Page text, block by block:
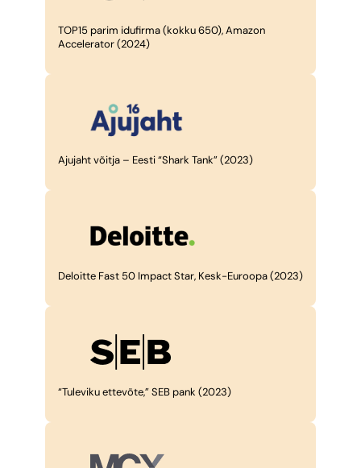
TOP15 parim idufirma (kokku 650), Amazon
Accelerator (2024)
Ajujaht võitja – Eesti “Shark Tank” (2023)
Deloitte Fast 50 Impact Star, Kesk-Euroopa (2023)
“Tuleviku ettevõte,” SEB pank (2023)